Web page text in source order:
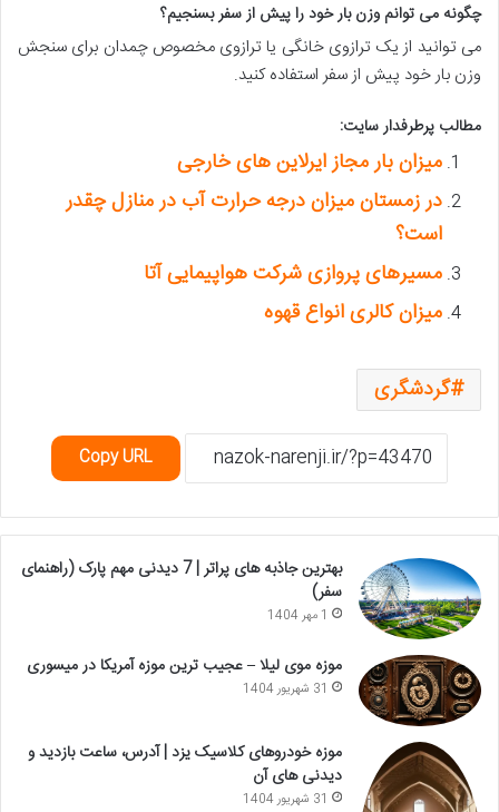
چگونه می توانم وزن بار خود را پیش از سفر بسنجیم؟
می توانید از یک ترازوی خانگی یا ترازوی مخصوص چمدان برای سنجش
وزن بار خود پیش از سفر استفاده کنید.
مطالب پرطرفدار سایت:
میزان بار مجاز ایرلاین های خارجی
در زمستان میزان درجه حرارت آب در منازل چقدر
است؟
مسیرهای پروازی شرکت هواپیمایی آتا
میزان کالری انواع قهوه
گردشگری
Copy URL
بهترین جاذبه های پراتر | 7 دیدنی مهم پارک (راهنمای
سفر)
1 مهر 1404
موزه موی لیلا – عجیب ترین موزه آمریکا در میسوری
31 شهریور 1404
موزه خودروهای کلاسیک یزد | آدرس، ساعت بازدید و
دیدنی های آن
31 شهریور 1404